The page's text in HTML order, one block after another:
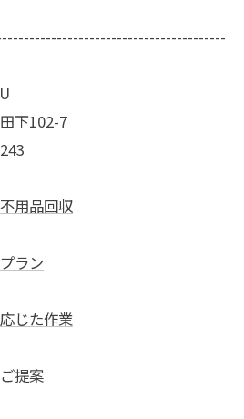
下102-7
用品回収
ラン
じた作業
提案